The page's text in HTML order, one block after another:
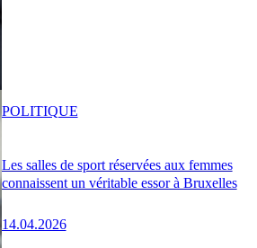
Les salles de sport réservées aux femmes
connaissent un véritable essor à Bruxelles
14.04.2026
POLITIQUE